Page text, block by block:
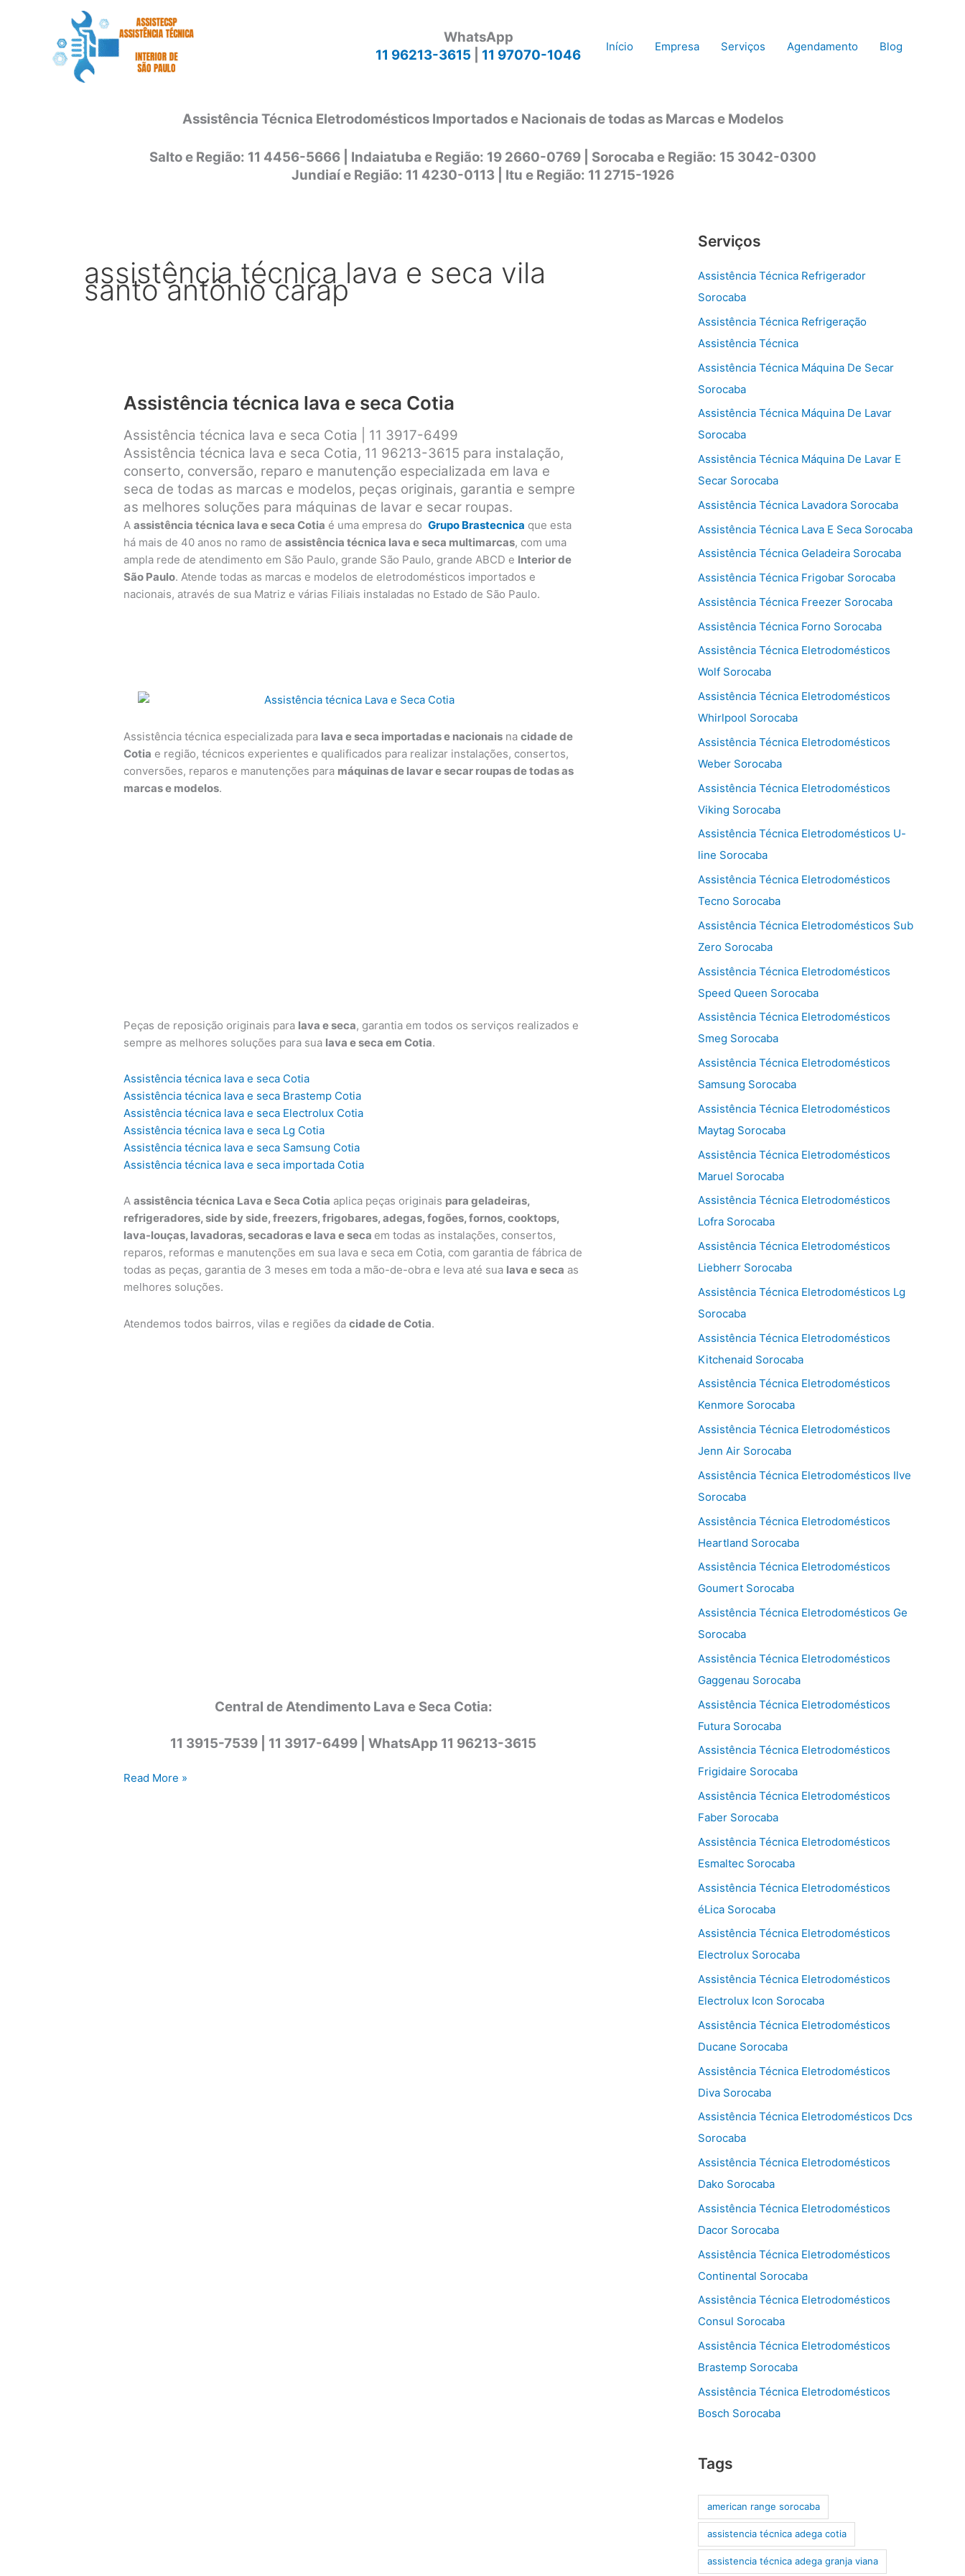
WhatsApp
11 96213-3615
11 97070-1046
Início Empresa Serviços Agendamento Blog
Assistência Técnica Eletrodomésticos Importados e Nacionais de todas as Marcas e Modelos
Salto e Região: 11 4456-5666 | Indaiatuba e Região: 19 2660-0769 | Sorocaba e Região: 15 3042-0300
Jundiaí e Região: 11 4230-0113 | Itu e Região: 11 2715-1926
assistência técnica lava e seca vila
santo antônio carap
Assistência técnica lava e seca Cotia
Assistência técnica lava e seca Cotia | 11 3917-6499
Assistência técnica lava e seca Cotia, 11 96213-3615 para instalação,
conserto, conversão, reparo e manutenção especializada em lava e
seca de todas as marcas e modelos, peças originais, garantia e sempre
as melhores soluções para máquinas de lavar e secar roupas.
Aassistência técnica lava e seca Cotia é uma empresa doGrupo Brastecnica que esta
há mais de 40 anos no ramo deassistência técnica lava e seca multimarcas, com uma
ampla rede de atendimento em São Paulo, grande São Paulo, grande ABCD e Interior de
São Paulo. Atende todas as marcas e modelos de eletrodomésticos importados e
nacionais, através de sua Matriz e várias Filiais instaladas no Estado de São Paulo.
Assistência técnica especializada para lava e seca importadas e nacionais nacidade de
Cotia e região, técnicos experientes e qualificados para realizar instalações, consertos,
conversões, reparos e manutenções para máquinas de lavar e secar roupas de todas as
marcas e modelos.
Peças de reposição originais para lava e seca, garantia em todos os serviços realizados e
sempre as melhores soluções para sua lava e seca em Cotia.
Assistência técnica lava e seca Cotia
Assistência técnica lava e seca Brastemp Cotia
Assistência técnica lava e seca Electrolux Cotia
Assistência técnica lava e seca Lg Cotia
Assistência técnica lava e seca Samsung Cotia
Assistência técnica lava e seca importada Cotia
Aassistência técnica Lava e Seca Cotia aplica peças originais para geladeiras,
refrigeradores, side by side, freezers, frigobares, adegas, fogões, fornos, cooktops,
lava-louças, lavadoras, secadoras e lava e seca em todas as instalações, consertos,
reparos, reformas e manutenções em sua lava e seca em Cotia, com garantia de fábrica de
todas as peças, garantia de 3 meses em toda a mão-de-obra e leva até sua lava e seca as
melhores soluções.
Atendemos todos bairros, vilas e regiões dacidade de Cotia.
Central de Atendimento Lava e Seca Cotia:
11 3915-7539 | 11 3917-6499 | WhatsApp 11 96213-3615
Assistência
Read More »
Serviços
Assistência Técnica Refrigerador
Sorocaba
Assistência Técnica Refrigeração
Assistência Técnica
Assistência Técnica Máquina De Secar
Sorocaba
Assistência Técnica Máquina De Lavar
Sorocaba
Assistência Técnica Máquina De Lavar E
Secar Sorocaba
Assistência Técnica Lavadora Sorocaba
Assistência Técnica Lava E Seca Sorocaba
Assistência Técnica Geladeira Sorocaba
Assistência Técnica Frigobar Sorocaba
Assistência Técnica Freezer Sorocaba
Assistência Técnica Forno Sorocaba
Assistência Técnica Eletrodomésticos
Wolf Sorocaba
Assistência Técnica Eletrodomésticos
Whirlpool Sorocaba
Assistência Técnica Eletrodomésticos
Weber Sorocaba
Assistência Técnica Eletrodomésticos
Viking Sorocaba
Assistência Técnica Eletrodomésticos U-
line Sorocaba
Assistência Técnica Eletrodomésticos
Tecno Sorocaba
Assistência Técnica Eletrodomésticos Sub
Zero Sorocaba
Assistência Técnica Eletrodomésticos
Speed Queen Sorocaba
Assistência Técnica Eletrodomésticos
Smeg Sorocaba
Assistência Técnica Eletrodomésticos
Samsung Sorocaba
Assistência Técnica Eletrodomésticos
Maytag Sorocaba
Assistência Técnica Eletrodomésticos
Maruel Sorocaba
Assistência Técnica Eletrodomésticos
Lofra Sorocaba
Assistência Técnica Eletrodomésticos
Liebherr Sorocaba
Assistência Técnica Eletrodomésticos Lg
Sorocaba
Assistência Técnica Eletrodomésticos
Kitchenaid Sorocaba
Assistência Técnica Eletrodomésticos
Kenmore Sorocaba
Assistência Técnica Eletrodomésticos
Jenn Air Sorocaba
Assistência Técnica Eletrodomésticos Ilve
Sorocaba
Assistência Técnica Eletrodomésticos
Heartland Sorocaba
Assistência Técnica Eletrodomésticos
Goumert Sorocaba
Assistência Técnica Eletrodomésticos Ge
Sorocaba
Assistência Técnica Eletrodomésticos
Gaggenau Sorocaba
Assistência Técnica Eletrodomésticos
Futura Sorocaba
Assistência Técnica Eletrodomésticos
Frigidaire Sorocaba
Assistência Técnica Eletrodomésticos
Faber Sorocaba
Assistência Técnica Eletrodomésticos
Esmaltec Sorocaba
Assistência Técnica Eletrodomésticos
éLica Sorocaba
Assistência Técnica Eletrodomésticos
Electrolux Sorocaba
Assistência Técnica Eletrodomésticos
Electrolux Icon Sorocaba
Assistência Técnica Eletrodomésticos
Ducane Sorocaba
Assistência Técnica Eletrodomésticos
Diva Sorocaba
Assistência Técnica Eletrodomésticos Dcs
Sorocaba
Assistência Técnica Eletrodomésticos
Dako Sorocaba
Assistência Técnica Eletrodomésticos
Dacor Sorocaba
Assistência Técnica Eletrodomésticos
Continental Sorocaba
Assistência Técnica Eletrodomésticos
Consul Sorocaba
Assistência Técnica Eletrodomésticos
Brastemp Sorocaba
Assistência Técnica Eletrodomésticos
Bosch Sorocaba
Tags
american range sorocaba
assistencia técnica adega cotia
assistencia técnica adega granja viana